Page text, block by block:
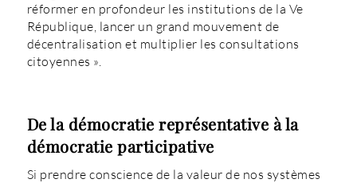
réformer en profondeur les institutions de la Ve
République, lancer un grand mouvement de
décentralisation et multiplier les consultations
citoyennes ».
De la démocratie représentative à la
démocratie participative
Si prendre conscience de la valeur de nos systèmes